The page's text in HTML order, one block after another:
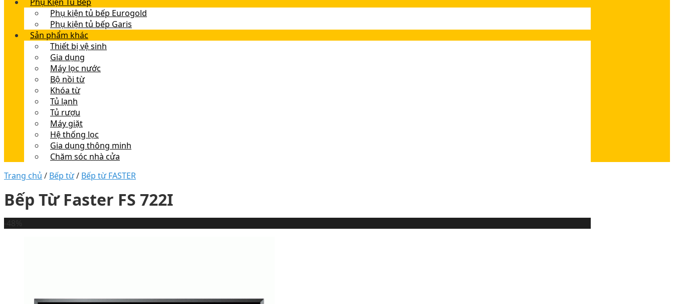
Phụ kiện tủ bếp Eurogold
Phụ kiện tủ bếp Garis
Sản phẩm khác
Thiết bị vệ sinh
Gia dụng
Máy lọc nước
Bộ nồi từ
Khóa từ
Tủ lạnh
Tủ rượu
Máy giặt
Hệ thống lọc
Gia dụng thông minh
Chăm sóc nhà cửa
Trang chủ / Bếp từ/ Bếp từ FASTER
Bếp Từ Faster FS 722I